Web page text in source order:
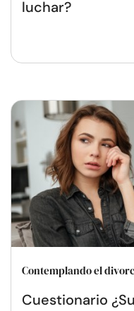
luchar?
Contemplando el
Cuestionario